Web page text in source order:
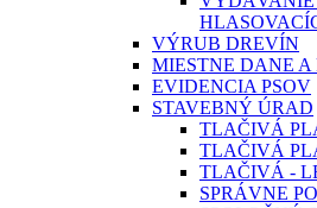
VÝRUB DREVÍN
MIESTNE DANE A
EVIDENCIA PSOV
STAVEBNÝ ÚRAD
TLAČIVÁ
TLAČIVÁ
TLAČIVÁ -
SPRÁVNE